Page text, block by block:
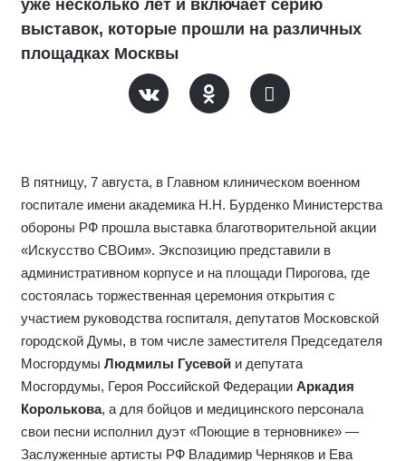
уже несколько лет и включает серию
выставок, которые прошли на различных
площадках Москвы
В пятницу, 7 августа, в Главном клиническом военном
госпитале имени академика Н.Н. Бурденко Министерства
обороны РФ прошла выставка благотворительной акции
«Искусство СВОим». Экспозицию представили в
административном корпусе и на площади Пирогова, где
состоялась торжественная церемония открытия с
участием руководства госпиталя, депутатов Московской
городской Думы, в том числе заместителя Председателя
Мосгордумы Людмилы Гусевой и депутата
Мосгордумы, Героя Российской Федерации Аркадия
Королькова, а для бойцов и медицинского персонала
свои песни исполнил дуэт «Поющие в терновнике» —
Заслуженные артисты РФ Владимир Черняков и Ева